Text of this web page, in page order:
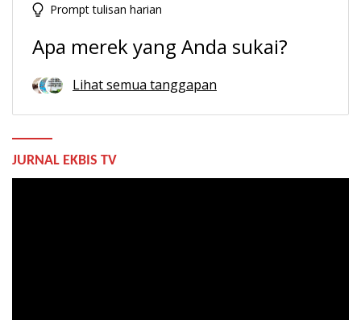
Prompt tulisan harian
Apa merek yang Anda sukai?
Lihat semua tanggapan
JURNAL EKBIS TV